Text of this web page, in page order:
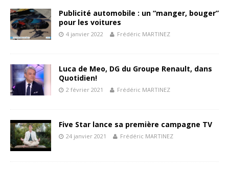
Publicité automobile : un “manger, bouger”
pour les voitures
4 janvier 2022 Frédéric MARTINEZ
Luca de Meo, DG du Groupe Renault, dans
Quotidien!
2 février 2021 Frédéric MARTINEZ
Five Star lance sa première campagne TV
24 janvier 2021 Frédéric MARTINEZ